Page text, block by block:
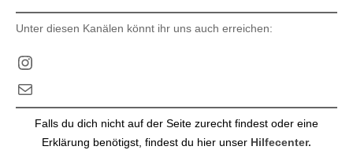
Unter diesen Kanälen könnt ihr uns auch erreichen:
Instagram
E-Mail
Falls du dich nicht auf der Seite zurecht findest oder eine
Erklärung benötigst, findest du hier unser Hilfecenter.